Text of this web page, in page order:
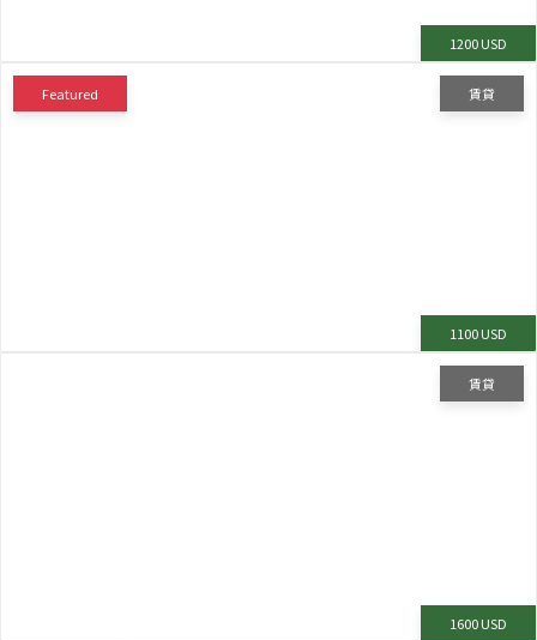
1200 USD
賃貸
1100 USD
Featured
賃貸
1600 USD